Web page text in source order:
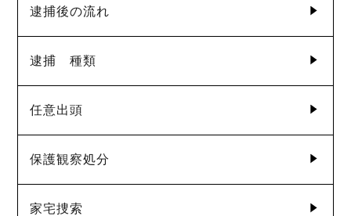
逮捕後の流れ
逮捕 種類
任意出頭
保護観察処分
家宅捜索